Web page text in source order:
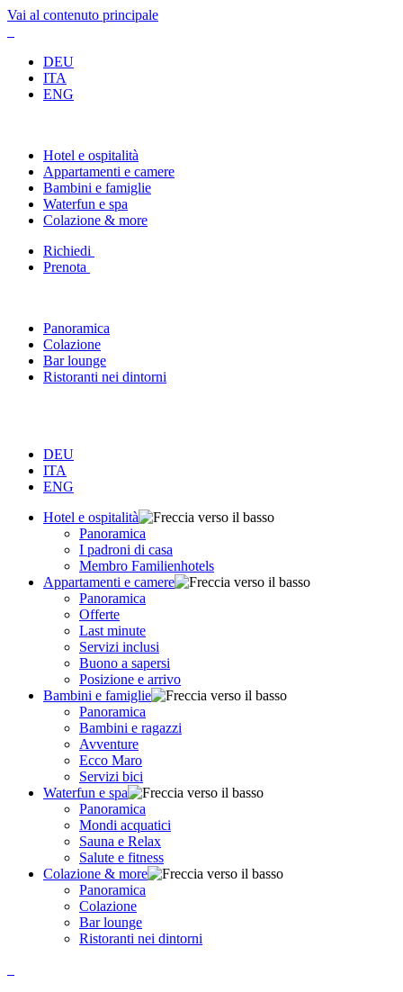
Vai al contenuto principale
DEU
ITA
ENG
Hotel e ospitalità
Appartamenti e camere
Bambini e famiglie
Waterfun e spa
Colazione & more
Richiedi
Prenota
Panoramica
Colazione
Bar lounge
Ristoranti nei dintorni
DEU
ITA
ENG
Hotel e ospitalità
Panoramica
I padroni di casa
Membro Familienhotels
Appartamenti e camere
Panoramica
Offerte
Last minute
Servizi inclusi
Buono a sapersi
Posizione e arrivo
Bambini e famiglie
Panoramica
Bambini e ragazzi
Avventure
Ecco Maro
Servizi bici
Waterfun e spa
Panoramica
Mondi acquatici
Sauna e Relax
Salute e fitness
Colazione & more
Panoramica
Colazione
Bar lounge
Ristoranti nei dintorni